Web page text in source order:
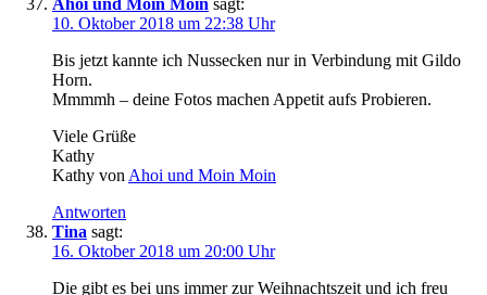
Ahoi und Moin Moin sagt:
10. Oktober 2018 um 22:38 Uhr
Bis jetzt kannte ich Nussecken nur in Verbindung mit Gildo
Horn.
Mmmmh – deine Fotos machen Appetit aufs Probieren.
Viele Grüße
Kathy
Kathy von Ahoi und Moin Moin
Antworten
Tina sagt:
16. Oktober 2018 um 20:00 Uhr
Die gibt es bei uns immer zur Weihnachtszeit und ich freu